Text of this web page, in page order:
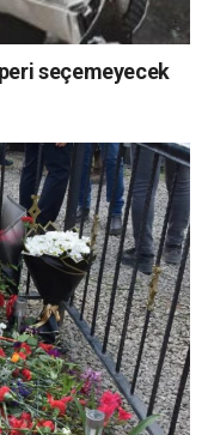
seçemeyecek